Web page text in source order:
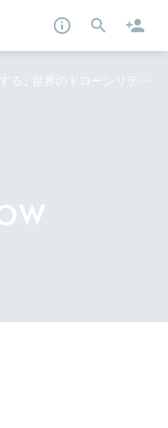
「空の産業革命を牽引する」 世界のドローンリテラシー底上げを目指す 若き起業家 FLIGHTS峠下